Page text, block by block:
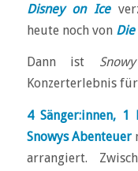
Disney on Ice
heute noch von Die
Dann ist
Konzerterlebnis
4 Sänger:innen, 1
Snowys Abenteuer
arrangiert.